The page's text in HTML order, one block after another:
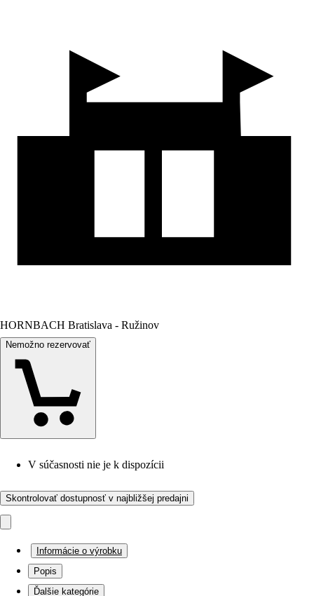
HORNBACH Bratislava - Ružinov
Nemožno rezervovať
V súčasnosti nie je k dispozícii
Skontrolovať dostupnosť v najbližšej predajni
Informácie o výrobku
Popis
Ďalšie kategórie